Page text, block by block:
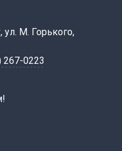
ул. М. Горького,
267-0223